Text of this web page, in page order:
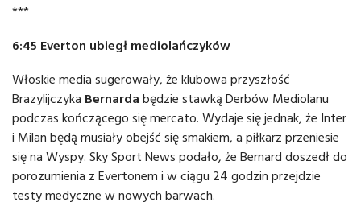
***
6:45 Everton ubiegł mediolańczyków
Włoskie media sugerowały, że klubowa przyszłość
Brazylijczyka Bernarda będzie stawką Derbów Mediolanu
podczas kończącego się mercato. Wydaje się jednak, że Inter
i Milan będą musiały obejść się smakiem, a piłkarz przeniesie
się na Wyspy. Sky Sport News podało, że Bernard doszedł do
porozumienia z Evertonem i w ciągu 24 godzin przejdzie
testy medyczne w nowych barwach.